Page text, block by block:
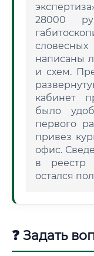
28000
написаны
и схем.
кабинет
было
первого
привез
офис.
в
остался
❓ Задать